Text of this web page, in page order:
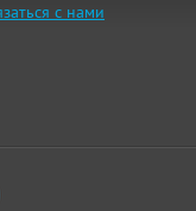
с нами